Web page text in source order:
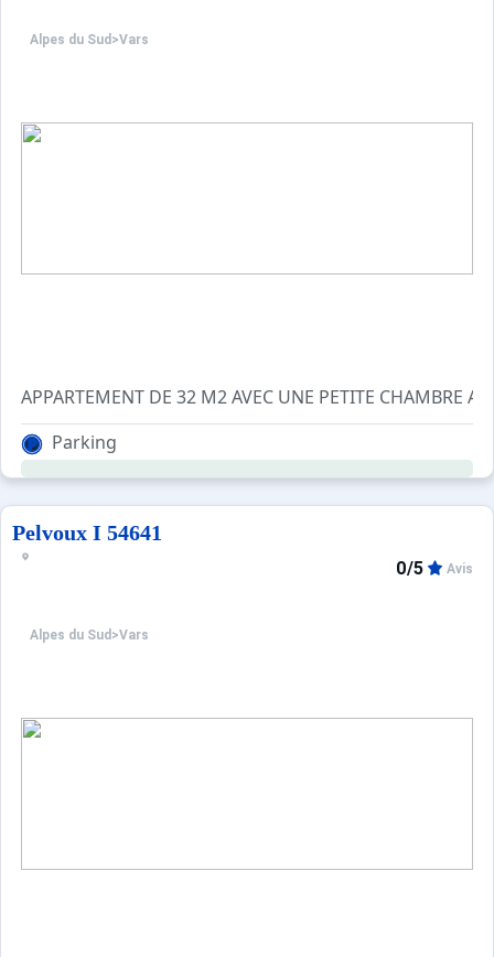
Alpes du Sud >Vars
COMPRENANT UN SEJOUR AVEC UN CANAPE 2 PLACES
Parking
Pelvoux I 54641
Alpes du Sud >Vars
0/5 Avis